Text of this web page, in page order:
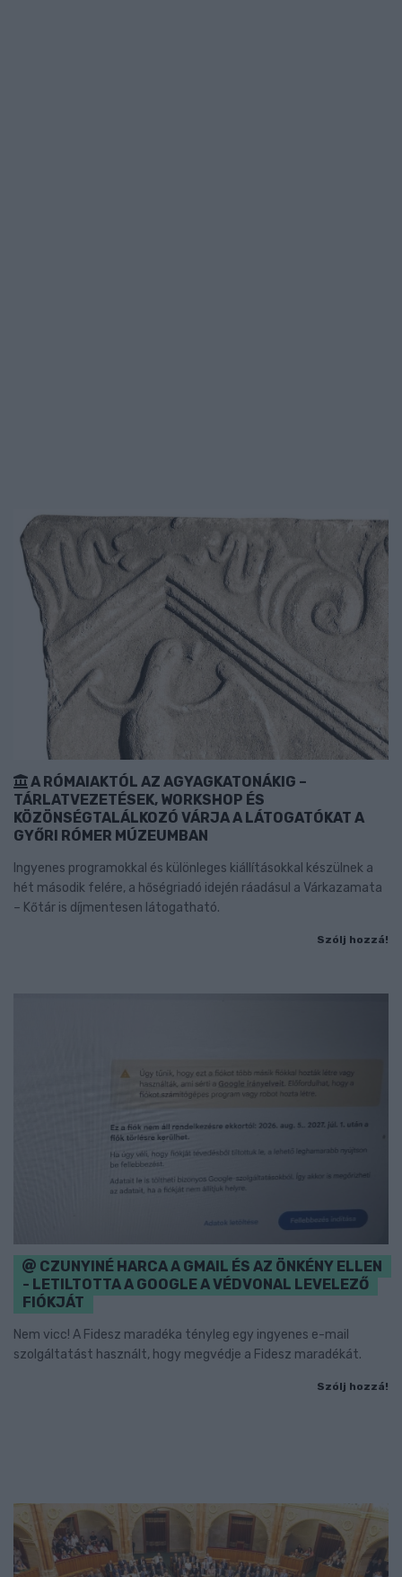
A RÓMAIAKTÓL AZ AGYAGKATONÁKIG –
TÁRLATVEZETÉSEK, WORKSHOP ÉS
KÖZÖNSÉGTALÁLKOZÓ VÁRJA A LÁTOGATÓKAT A
GYŐRI RÓMER MÚZEUMBAN
Ingyenes programokkal és különleges kiállításokkal készülnek a
hét második felére, a hőségriadó idején ráadásul a Várkazamata
– Kőtár is díjmentesen látogatható.
Szólj hozzá!
CZUNYINÉ HARCA A GMAIL ÉS AZ ÖNKÉNY ELLEN
- LETILTOTTA A GOOGLE A VÉDVONAL LEVELEZŐ
FIÓKJÁT
Nem vicc! A Fidesz maradéka tényleg egy ingyenes e-mail
szolgáltatást használt, hogy megvédje a Fidesz maradékát.
Szólj hozzá!